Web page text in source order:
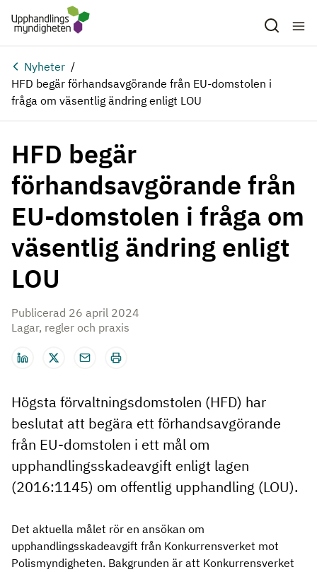
Hoppa till huvudinnehåll
Nyheter
HFD begär förhandsavgörande från EU-domstolen i
fråga om väsentlig ändring enligt LOU
HFD begär
förhandsavgörande från
EU-domstolen i fråga om
väsentlig ändring enligt
LOU
Publicerad 26 april 2024
Lagar, regler och praxis
Högsta förvaltningsdomstolen (HFD) har
beslutat att begära ett förhandsavgörande
från EU-domstolen i ett mål om
upphandlingsskadeavgift enligt lagen
(2016:1145) om offentlig upphandling (LOU).
Det aktuella målet rör en ansökan om
upphandlingsskadeavgift från Konkurrensverket mot
Polismyndigheten. Bakgrunden är att Konkurrensverket